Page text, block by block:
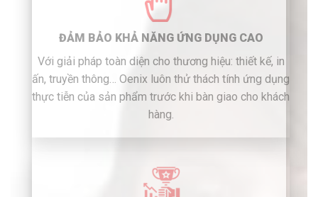
ĐẢM BẢO KHẢ NĂNG ỨNG DỤNG CAO
Với giải pháp toàn diện cho thương hiệu: thiết kế, in
ấn, truyền thông… Oenix luôn thử thách tính ứng dụng
thực tiễn của sản phẩm trước khi bàn giao cho khách
hàng.